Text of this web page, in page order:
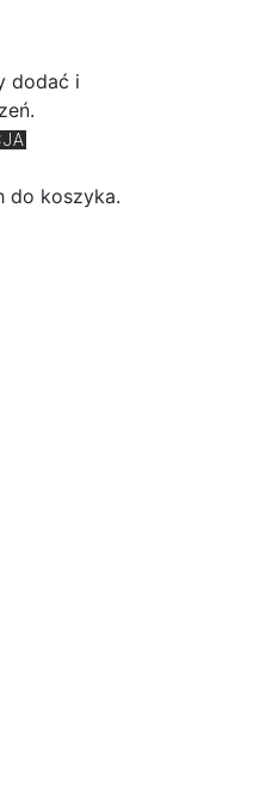
dodać i
do koszyka.